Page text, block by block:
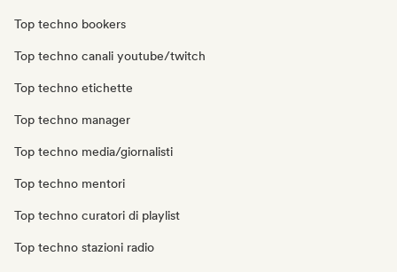
Top techno bookers
Top techno canali youtube/twitch
Top techno etichette
Top techno manager
Top techno media/giornalisti
Top techno mentori
Top techno curatori di playlist
Top techno stazioni radio